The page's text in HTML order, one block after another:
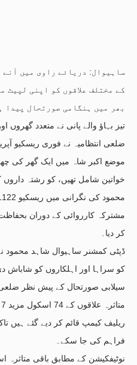
ساہیوال: دریائے راوی میں آنے
کے مختلف علاقوں کو اپنی لپیٹ
بھر میں ہنگامی صورتحال پیدا
تیز بہاؤ والے پانی نے متعدد گھروں
ضلعی انتظامیہ نے فوری ریسکیو
موضع اکبر شاہ میں ایک گھر کی
خواتین شامل تھیں، کو رشتہ
مشترکہ کارروائی کے دوران
کر دیا۔
ڈپٹی کمشنر ساہیوال شاہد محمود
کو سراہا اور اہلکاروں کو شاباش
سیلابی صورتحال کے پیش نظر ضلعی
ریلیف کیمپ قائم کر دیے گئے ہیں
فراہم کی جا سکے۔
نوٹیفکیشن کے مطابق باقی